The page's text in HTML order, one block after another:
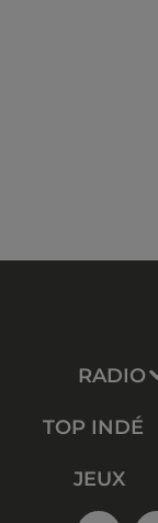
RADIO
TOP INDÉ
JEUX